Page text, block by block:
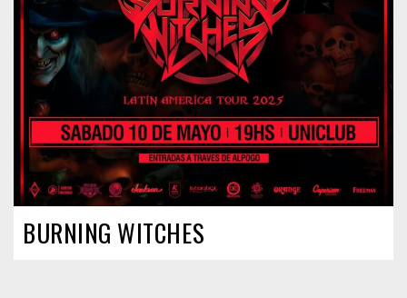
BURNING WITCHES